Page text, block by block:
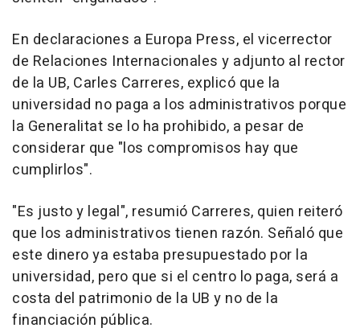
En declaraciones a Europa Press, el vicerrector
de Relaciones Internacionales y adjunto al rector
de la UB, Carles Carreres, explicó que la
universidad no paga a los administrativos porque
la Generalitat se lo ha prohibido, a pesar de
considerar que "los compromisos hay que
cumplirlos".
"Es justo y legal", resumió Carreres, quien reiteró
que los administrativos tienen razón. Señaló que
este dinero ya estaba presupuestado por la
universidad, pero que si el centro lo paga, será a
costa del patrimonio de la UB y no de la
financiación pública.